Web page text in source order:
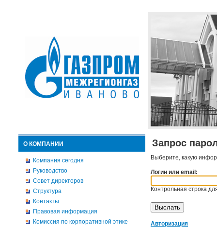
О КОМПАНИИ
Компания сегодня
Руководство
Совет директоров
Структура
Контакты
Правовая информация
Комиссия по корпоративной этике
Запрос
Выберите, какую
Логин или email:
Контрольная строка
Авторизация